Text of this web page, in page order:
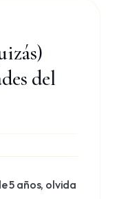
del
5 años, olvida